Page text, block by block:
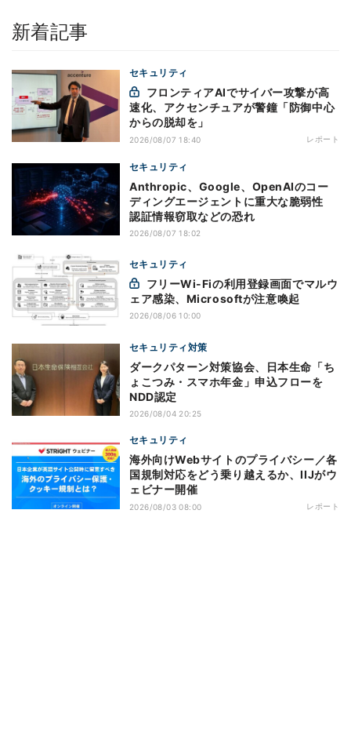
新着記事
セキュリティ
速化、アクセンチュアが警鐘「防御中心
からの脱却を」
2026/08/07 18:40 レポート
セキュリティ
Anthropic、Google、OpenAIのコー
ディングエージェントに重大な脆弱性
認証情報窃取などの恐れ
2026/08/07 18:02
セキュリティ
ェア感染、Microsoftが注意喚起
2026/08/06 10:00
セキュリティ対策
ダークパターン対策協会、日本生命「ち
ょこつみ・スマホ年金」申込フローを
NDD認定
2026/08/04 20:25
セキュリティ
海外向けWebサイトのプライバシー／各
国規制対応をどう乗り越えるか、IIJがウ
ェビナー開催
2026/08/03 08:00 レポート